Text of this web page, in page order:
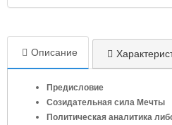
Описание
Предисловие
Созидательная сила Мечты
Политическая аналитика